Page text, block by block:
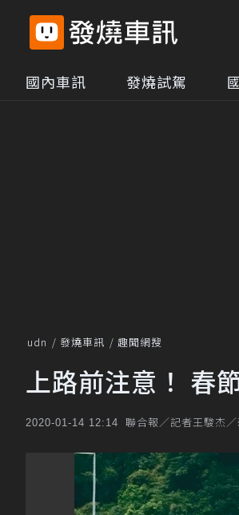
國內車訊 發燒試駕
udn 發燒車訊 趣聞網搜
上路前注意！ 春
2020-01-14 12:14 聯合報／記者王駿杰